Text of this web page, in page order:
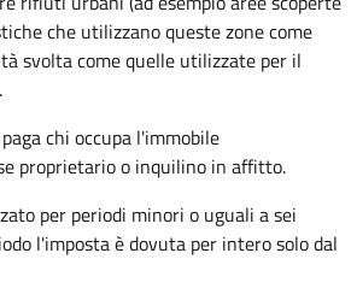
che utilizzano queste zone come
svolta come quelle utilizzate per il
chi occupa l'immobile
proprietario o inquilino in affitto.
per periodi minori o uguali a sei
l'imposta è dovuta per intero solo dal